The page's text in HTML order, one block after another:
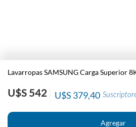
U$S 542 U$S 379,40